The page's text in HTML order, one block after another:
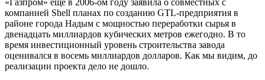
компанией Shell планах по созданию GTL-предприятия в
районе города Надым с мощностью переработки сырья в
двенадцать миллиардов кубических метров ежегодно. В то
время инвестиционный уровень строительства завода
оценивался в восемь миллиардов долларов. Как мы видим, до
реализации проекта дело не дошло.